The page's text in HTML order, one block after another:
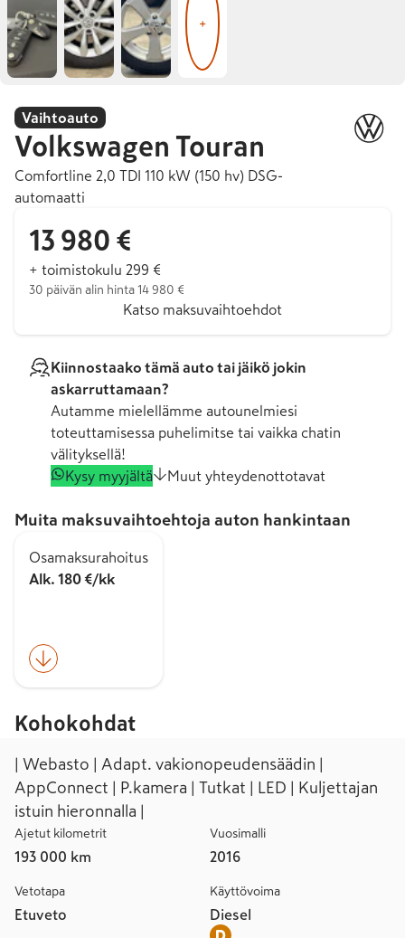
+
Vaihtoauto
Volkswagen Touran
Comfortline 2,0 TDI 110 kW (150 hv) DSG-
automaatti
13 980 €
+ toimistokulu 299 €
30 päivän alin hinta 14 980 €
Katso maksuvaihtoehdot
Kiinnostaako tämä auto tai jäikö jokin
askarruttamaan?
Autamme mielellämme autounelmiesi
toteuttamisessa puhelimitse tai vaikka chatin
välityksellä!
Kysy myyjältä
Muut yhteydenottotavat
Muita maksuvaihtoehtoja auton hankintaan
Osamaksurahoitus
Alk. 180 €/kk
Kohokohdat
| Webasto | Adapt. vakionopeudensäädin |
AppConnect | P.kamera | Tutkat | LED | Kuljettajan
istuin hieronnalla |
Ajetut kilometrit
193 000 km
Vuosimalli
2016
Vetotapa
Etuveto
Käyttövoima
Diesel